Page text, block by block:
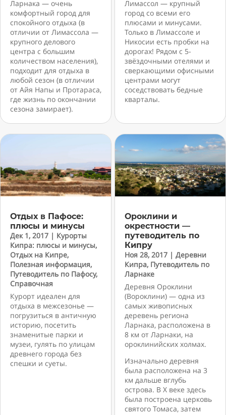
Ларнака — очень
комфортный город для
спокойного отдыха (в
отличии от Лимассола —
крупного делового
центра с большим
количеством населения),
подходит для отдыха в
любой сезон (в отличии
от Айя Напы и Протараса,
где жизнь по окончании
сезона замирает).
Лимассол — крупный
город со всеми его
плюсами и минусами.
Только в Лимассоле и
Никосии есть пробки на
дорогах! Рядом с 5-
звёздочными отелями и
сверкающими офисными
центрами могут
соседствовать бедные
кварталы.
Отдых в Пафосе:
плюсы и минусы
Дек 1, 2017 | Курорты
Кипра: плюсы и минусы,
Отдых на Кипре,
Полезная информация,
Путеводитель по Пафосу,
Справочная
Курорт идеален для
отдыха в межсезонье —
погрузиться в античную
историю, посетить
знаменитые парки и
музеи, гулять по улицам
древнего города без
спешки и суеты.
Ороклини и
окрестности —
путеводитель по
Кипру
Ноя 28, 2017 | Деревни
Кипра, Путеводитель по
Ларнаке
Деревня Ороклини
(Вороклини) — одна из
самых живописных
деревень региона
Ларнака, расположена в
8 км от Ларнаки, на
ороклинийских холмах.
Изначально деревня
была расположена на 3
км дальше вглубь
острова. В X веке здесь
была построена церковь
святого Томаса, затем